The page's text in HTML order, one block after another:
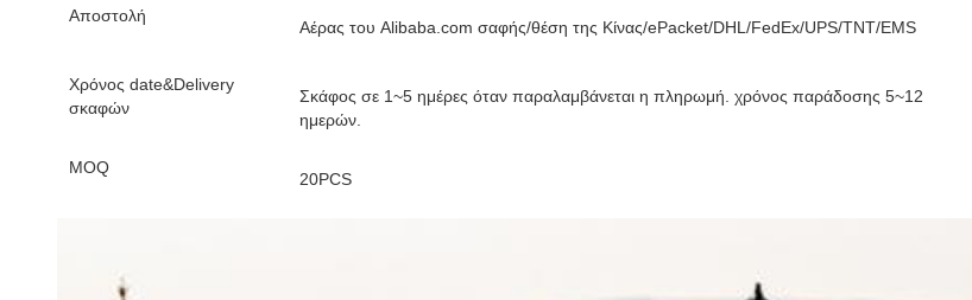
Αποστολή
Αέρας του Alibaba.com σαφής/θέση της Κίνας/ePacket/DHL/FedEx/UPS/TNT/EMS
Χρόνος date&Delivery
σκαφών
Σκάφος σε 1~5 ημέρες όταν παραλαμβάνεται η πληρωμή. χρόνος παράδοσης 5~12
ημερών.
MOQ
20PCS